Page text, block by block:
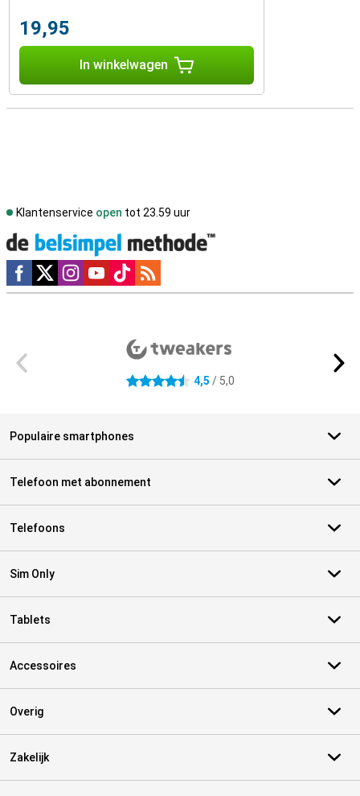
19,95
In winkelwagen
Klantenservice open tot 23.59 uur
Social media
4.5 sterren 4,5 / 5,0
Populaire smartphones
Telefoon met abonnement
Telefoons
Sim Only
Tablets
Accessoires
Overig
Zakelijk